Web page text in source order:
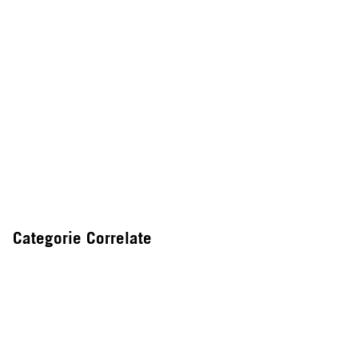
Categorie Correlate